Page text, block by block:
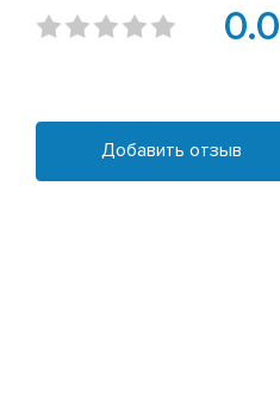
0.0
Добавить отзыв